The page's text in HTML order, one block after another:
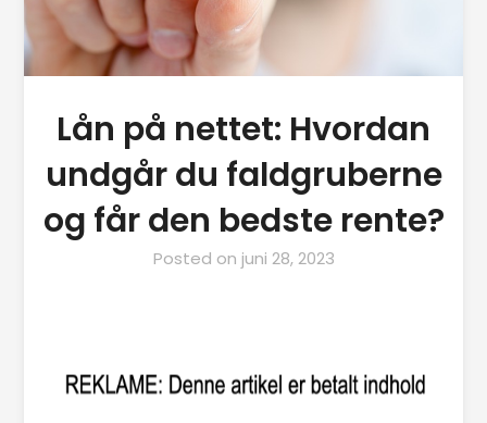
Lån på nettet: Hvordan
undgår du faldgruberne
og får den bedste rente?
Posted on juni 28, 2023